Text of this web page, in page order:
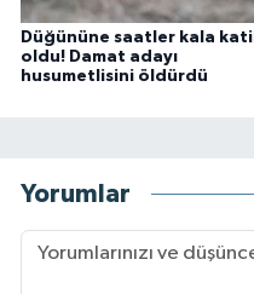
Düğününe saatler kala katil
oldu! Damat adayı
husumetlisini öldürdü
Yorumlar